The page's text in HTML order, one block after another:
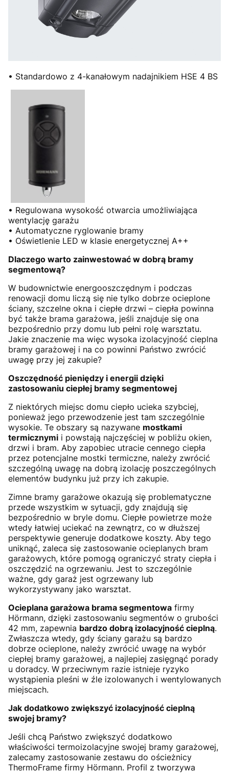
• Standardowo z 4-kanałowym nadajnikiem HSE 4 BS
• Regulowana wysokość otwarcia umożliwiająca
wentylację garażu
• Automatyczne ryglowanie bramy
• Oświetlenie LED w klasie energetycznej A++
Dlaczego warto zainwestować w dobrą bramy
segmentową?
W budownictwie energooszczędnym i podczas
renowacji domu liczą się nie tylko dobrze ocieplone
ściany, szczelne okna i ciepłe drzwi – ciepła powinna
być także brama garażowa, jeśli znajduje się ona
bezpośrednio przy domu lub pełni rolę warsztatu.
Jakie znaczenie ma więc wysoka izolacyjność cieplna
bramy garażowej i na co powinni Państwo zwrócić
uwagę przy jej zakupie?
Oszczędność pieniędzy i energii dzięki
zastosowaniu ciepłej bramy segmentowej
Z niektórych miejsc domu ciepło ucieka szybciej,
ponieważ jego przewodzenie jest tam szczególnie
wysokie. Te obszary są nazywane mostkami
termicznymi i powstają najczęściej w pobliżu okien,
drzwi i bram. Aby zapobiec utracie cennego ciepła
przez potencjalne mostki termiczne, należy zwrócić
szczególną uwagę na dobrą izolację poszczególnych
elementów budynku już przy ich zakupie.
Zimne bramy garażowe okazują się problematyczne
przede wszystkim w sytuacji, gdy znajdują się
bezpośrednio w bryle domu. Ciepłe powietrze może
wtedy łatwiej uciekać na zewnątrz, co w dłuższej
perspektywie generuje dodatkowe koszty. Aby tego
uniknąć, zaleca się zastosowanie ocieplanych bram
garażowych, które pomogą ograniczyć straty ciepła i
oszczędzić na ogrzewaniu. Jest to szczególnie
ważne, gdy garaż jest ogrzewany lub
wykorzystywany jako warsztat.
Ocieplana garażowa brama segmentowa firmy
Hörmann, dzięki zastosowaniu segmentów o grubości
42 mm, zapewnia bardzo dobrą izolacyjność cieplną.
Zwłaszcza wtedy, gdy ściany garażu są bardzo
dobrze ocieplone, należy zwrócić uwagę na wybór
ciepłej bramy garażowej, a najlepiej zasięgnąć porady
u doradcy. W przeciwnym razie istnieje ryzyko
wystąpienia pleśni w źle izolowanych i wentylowanych
miejscach.
Jak dodatkowo zwiększyć izolacyjność cieplną
swojej bramy?
Jeśli chcą Państwo zwiększyć dodatkowo
właściwości termoizolacyjne swojej bramy garażowej,
zalecamy zastosowanie zestawu do ościeżnicy
ThermoFrame firmy Hörmann. Profil z tworzywa